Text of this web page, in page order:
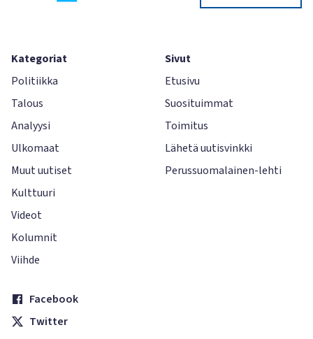
Kategoriat
Politiikka
Talous
Analyysi
Ulkomaat
Muut uutiset
Kulttuuri
Videot
Kolumnit
Viihde
Sivut
Etusivu
Suosituimmat
Toimitus
Lähetä uutisvinkki
Perussuomalainen-lehti
Facebook
Twitter